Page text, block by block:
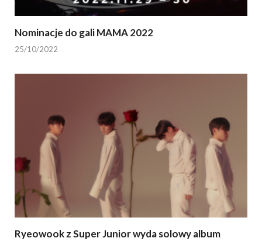
Nominacje do gali MAMA 2022
25/10/2022
Ryeowook z Super Junior wyda solowy album